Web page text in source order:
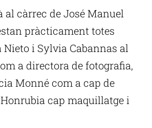
al càrrec de José Manuel
pràcticament totes
Nieto i Sylvia Cabannas al
a directora de fotografia,
Monné com a cap de
cap maquillatge i